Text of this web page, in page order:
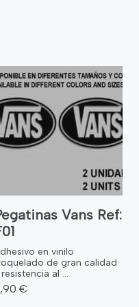
Vans Ref:
en vinilo
de gran calidad
al ...
€